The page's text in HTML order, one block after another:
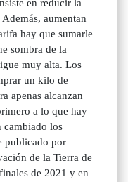
en reducir la
aumentan
hay que sumarle
sombra de la
muy alta. Los
un kilo de
apenas alcanzan
a lo que hay
cambiado los
publicado por
de la Tierra de
de 2021 y en